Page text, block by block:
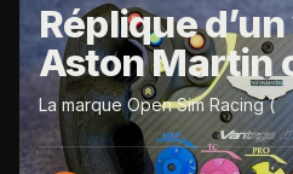
Réplique
Aston Martin
La marque Open Sim Racing (